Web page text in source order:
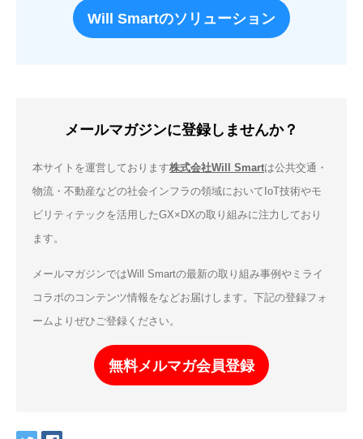
Will Smartのソリューション
メールマガジンに登録しませんか？
本サイトを運営しております株式会社Will Smartは公共交通・
物流・不動産などの社会インフラの領域においてIoT技術やモ
ビリティテックを活用したGX×DXの取り組みに注力しており
ます。
メールマガジンではWill Smartの最新の取り組み事例やミライ
コラボのコンテンツ情報をなどお届けします。下記の登録フォ
ームよりぜひご登録ください。
無料メルマガ会員登録